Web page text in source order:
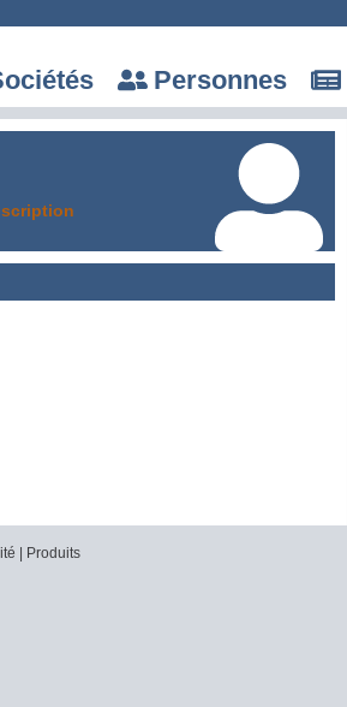
Personnes
Produits